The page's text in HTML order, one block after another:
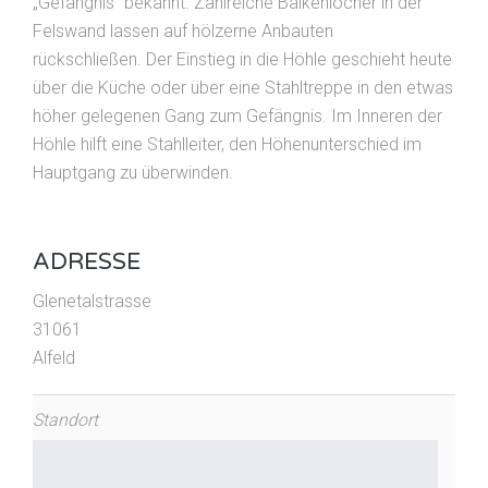
Felswand lassen auf hölzerne Anbauten
rückschließen. Der Einstieg in die Höhle geschieht heute
über die Küche oder über eine Stahltreppe in den etwas
höher gelegenen Gang zum Gefängnis. Im Inneren der
Höhle hilft eine Stahlleiter, den Höhenunterschied im
Hauptgang zu überwinden.
ADRESSE
Glenetalstrasse
31061
Alfeld
Standort